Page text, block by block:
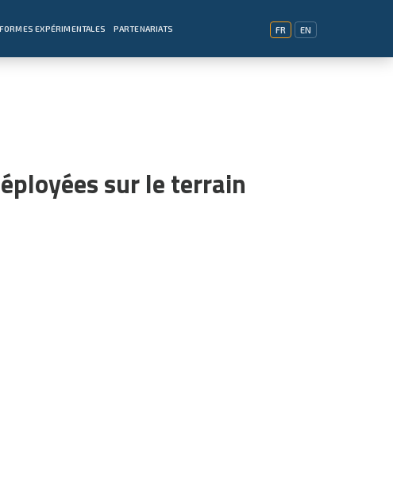
EXPÉRIMENTALES PARTENARIATS FR EN
sur le terrain